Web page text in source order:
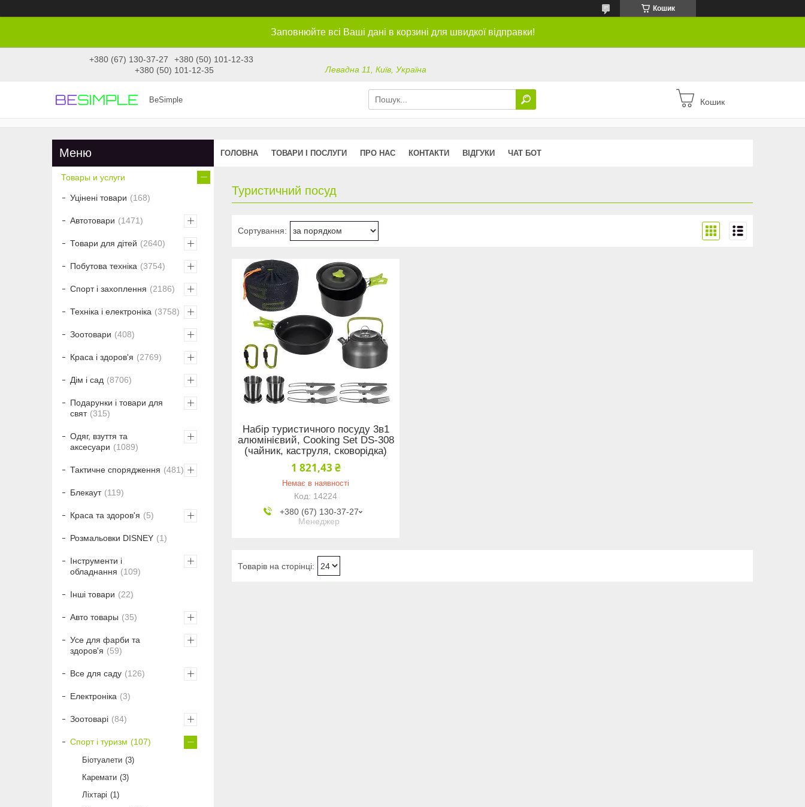
Кошик
Заповнюйте всі Ваші дані в корзині для швидкої відправки!
+380 (67) 130-37-27
+380 (50) 101-12-33
+380 (50) 101-12-35
Левадна 11, Київ, Україна
BeSimple Кошик
ГОЛОВНА ТОВАРИ І ПОСЛУГИ ПРО НАС КОНТАКТИ ВІДГУКИ ЧАТ БОТ
Туристичний посуд
Набір туристичного посуду 3в1
алюмінієвий, Cooking Set DS-308
(чайник, каструля, сковорідка)
1 821,43 ₴
Немає в наявності
14224
+380 (67) 130-37-27
Менеджер
Товары и услуги
Уцінені товари 168
Автотовари 1471
Товари для дітей 2640
Побутова техніка 3754
Спорт і захоплення 2186
Техніка і електроніка 3758
Зоотовари 408
Краса і здоров'я 2769
Дім і сад 8706
Подарунки і товари для
свят
315
Одяг, взуття та
аксесуари
1089
Тактичне спорядження 481
Блекаут 119
Краса та здоров'я 5
Розмальовки DISNEY 1
Інструменти і
обладнання
109
Інші товари 22
Авто товары 35
Усе для фарби та
здоров'я
59
Все для саду 126
Електроніка 3
Зоотоварі 84
Спорт і туризм 107
Біотуалети 3
Каремати 3
Ліхтарі
1